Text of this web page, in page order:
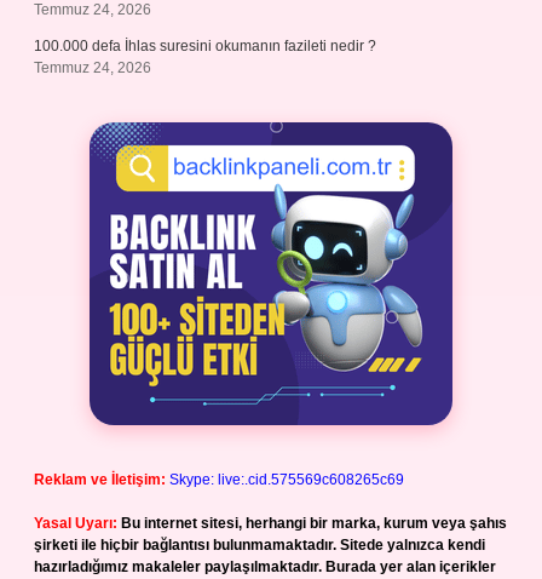
Temmuz 24, 2026
100.000 defa İhlas suresini okumanın fazileti nedir ?
Temmuz 24, 2026
Reklam ve İletişim: Skype: live:.cid.575569c608265c69
Yasal Uyarı: Bu internet sitesi, herhangi bir marka, kurum veya şahıs
şirketi ile hiçbir bağlantısı bulunmamaktadır. Sitede yalnızca kendi
hazırladığımız makaleler paylaşılmaktadır. Burada yer alan içerikler